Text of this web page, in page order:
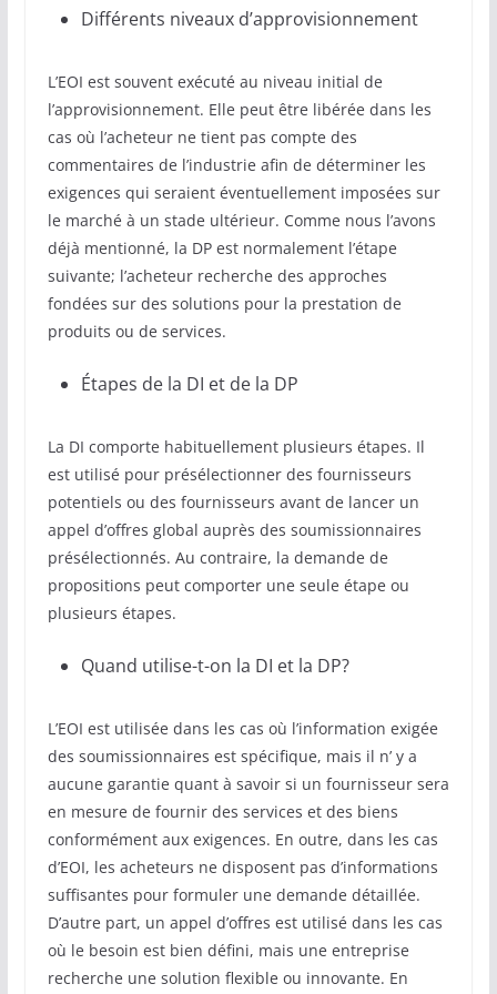
Différents niveaux d’approvisionnement
L’EOI est souvent exécuté au niveau initial de
l’approvisionnement. Elle peut être libérée dans les
cas où l’acheteur ne tient pas compte des
commentaires de l’industrie afin de déterminer les
exigences qui seraient éventuellement imposées sur
le marché à un stade ultérieur. Comme nous l’avons
déjà mentionné, la DP est normalement l’étape
suivante; l’acheteur recherche des approches
fondées sur des solutions pour la prestation de
produits ou de services.
Étapes de la DI et de la DP
La DI comporte habituellement plusieurs étapes. Il
est utilisé pour présélectionner des fournisseurs
potentiels ou des fournisseurs avant de lancer un
appel d’offres global auprès des soumissionnaires
présélectionnés. Au contraire, la demande de
propositions peut comporter une seule étape ou
plusieurs étapes.
Quand utilise-t-on la DI et la DP?
L’EOI est utilisée dans les cas où l’information exigée
des soumissionnaires est spécifique, mais il n’ y a
aucune garantie quant à savoir si un fournisseur sera
en mesure de fournir des services et des biens
conformément aux exigences. En outre, dans les cas
d’EOI, les acheteurs ne disposent pas d’informations
suffisantes pour formuler une demande détaillée.
D’autre part, un appel d’offres est utilisé dans les cas
où le besoin est bien défini, mais une entreprise
recherche une solution flexible ou innovante. En